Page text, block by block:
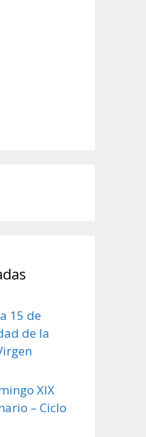
15 de
de la
XIX
– Ciclo